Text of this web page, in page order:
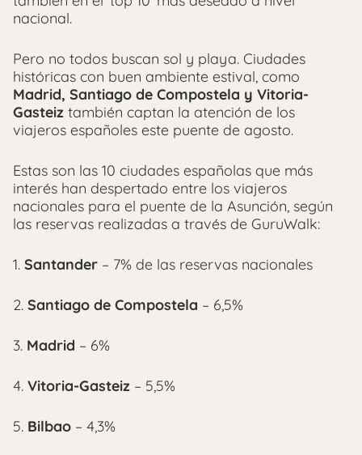
nacional.
Pero no todos buscan sol y playa. Ciudades
históricas con buen ambiente estival, como
Madrid, Santiago de Compostela y Vitoria-
Gasteiz también captan la atención de los
viajeros españoles este puente de agosto.
Estas son las 10 ciudades españolas que más
interés han despertado entre los viajeros
nacionales para el puente de la Asunción, según
las reservas realizadas a través de GuruWalk:
1. Santander – 7% de las reservas nacionales
2. Santiago de Compostela – 6,5%
3. Madrid – 6%
4. Vitoria-Gasteiz – 5,5%
5. Bilbao – 4,3%